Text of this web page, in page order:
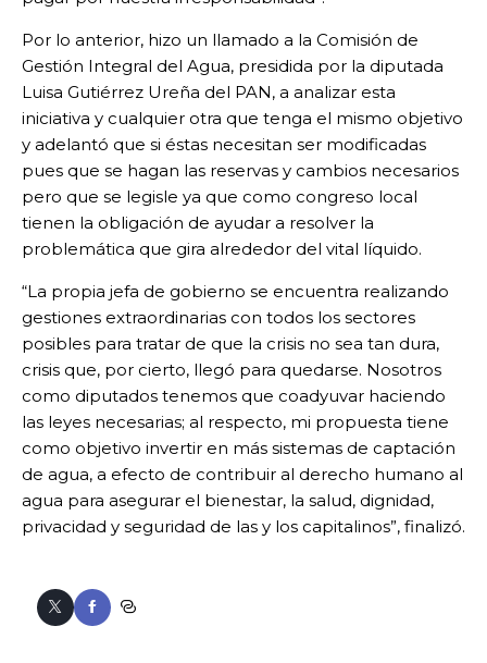
Por lo anterior, hizo un llamado a la Comisión de
Gestión Integral del Agua, presidida por la diputada
Luisa Gutiérrez Ureña del PAN, a analizar esta
iniciativa y cualquier otra que tenga el mismo objetivo
y adelantó que si éstas necesitan ser modificadas
pues que se hagan las reservas y cambios necesarios
pero que se legisle ya que como congreso local
tienen la obligación de ayudar a resolver la
problemática que gira alrededor del vital líquido.
“La propia jefa de gobierno se encuentra realizando
gestiones extraordinarias con todos los sectores
posibles para tratar de que la crisis no sea tan dura,
crisis que, por cierto, llegó para quedarse. Nosotros
como diputados tenemos que coadyuvar haciendo
las leyes necesarias; al respecto, mi propuesta tiene
como objetivo invertir en más sistemas de captación
de agua, a efecto de contribuir al derecho humano al
agua para asegurar el bienestar, la salud, dignidad,
privacidad y seguridad de las y los capitalinos”, finalizó.